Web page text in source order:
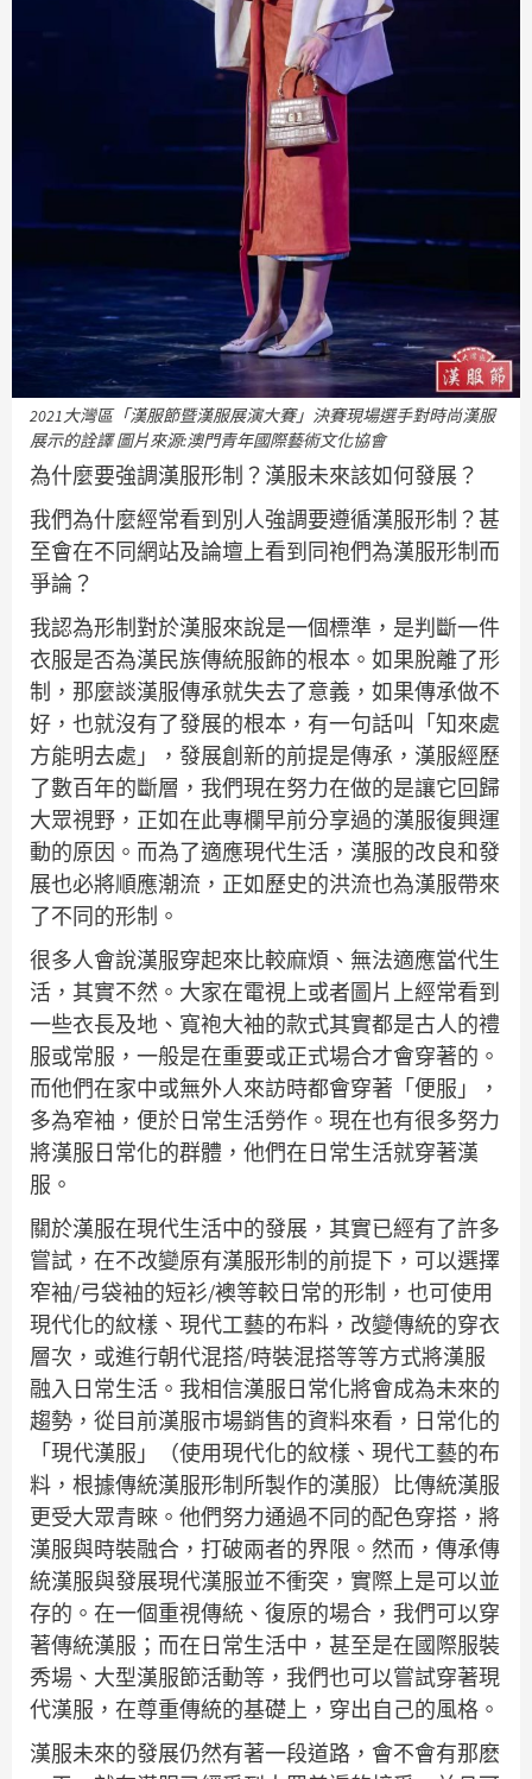
2021大灣區「漢服節暨漢服展演大賽」決賽現場選手對時尚漢服
展示的詮譯 圖片來源:澳門青年國際藝術文化協會
為什麼要強調漢服形制？漢服未來該如何發展？
我們為什麼經常看到別人強調要遵循漢服形制？甚
至會在不同網站及論壇上看到同袍們為漢服形制而
爭論？
我認為形制對於漢服來說是一個標準，是判斷一件
衣服是否為漢民族傳統服飾的根本。如果脫離了形
制，那麼談漢服傳承就失去了意義，如果傳承做不
好，也就沒有了發展的根本，有一句話叫「知來處
方能明去處」，發展創新的前提是傳承，漢服經歷
了數百年的斷層，我們現在努力在做的是讓它回歸
大眾視野，正如在此專欄早前分享過的漢服復興運
動的原因。而為了適應現代生活，漢服的改良和發
展也必將順應潮流，正如歷史的洪流也為漢服帶來
了不同的形制。
很多人會說漢服穿起來比較麻煩、無法適應當代生
活，其實不然。大家在電視上或者圖片上經常看到
一些衣長及地、寬袍大袖的款式其實都是古人的禮
服或常服，一般是在重要或正式場合才會穿著的。
而他們在家中或無外人來訪時都會穿著「便服」，
多為窄袖，便於日常生活勞作。現在也有很多努力
將漢服日常化的群體，他們在日常生活就穿著漢
服。
關於漢服在現代生活中的發展，其實已經有了許多
嘗試，在不改變原有漢服形制的前提下，可以選擇
窄袖/弓袋袖的短衫/襖等較日常的形制，也可使用
現代化的紋樣、現代工藝的布料，改變傳統的穿衣
層次，或進行朝代混搭/時裝混搭等等方式將漢服
融入日常生活。我相信漢服日常化將會成為未來的
趨勢，從目前漢服市場銷售的資料來看，日常化的
「現代漢服」（使用現代化的紋樣、現代工藝的布
料，根據傳統漢服形制所製作的漢服）比傳統漢服
更受大眾青睞。他們努力通過不同的配色穿搭，將
漢服與時裝融合，打破兩者的界限。然而，傳承傳
統漢服與發展現代漢服並不衝突，實際上是可以並
存的。在一個重視傳統、復原的場合，我們可以穿
著傳統漢服；而在日常生活中，甚至是在國際服裝
秀場、大型漢服節活動等，我們也可以嘗試穿著現
代漢服，在尊重傳統的基礎上，穿出自己的風格。
漢服未來的發展仍然有著一段道路，會不會有那麽